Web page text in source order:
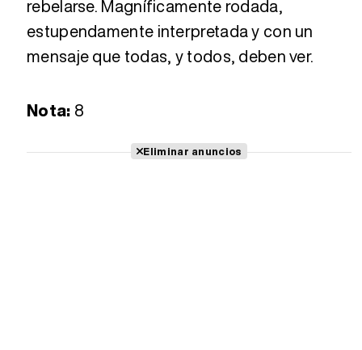
rebelarse. Magníficamente rodada,
estupendamente interpretada y con un
mensaje que todas, y todos, deben ver.
Nota: 8
Eliminar anuncios